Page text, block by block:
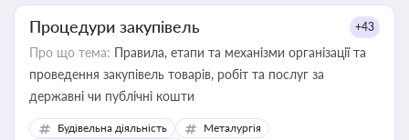
Процедури закупівель +43
Про що тема: Правила, етапи та механізми організації та
проведення закупівель товарів, робіт та послуг за
державні чи публічні кошти
Будівельна діяльність
Металургія